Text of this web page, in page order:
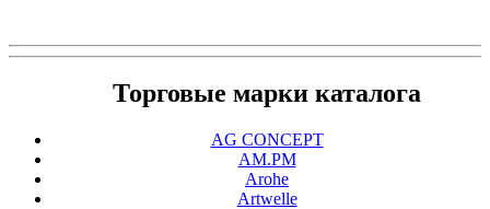
Торговые марки каталога
AG CONCEPT
AM.PM
Arohe
Artwelle